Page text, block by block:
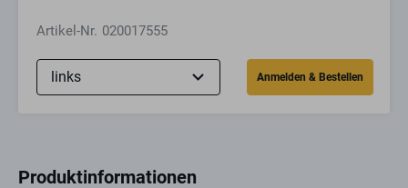
Artikel-Nr. 020017555
Produktinformationen